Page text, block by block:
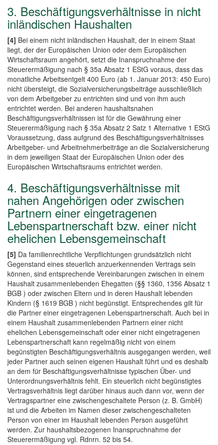
3. Beschäftigungsverhältnisse in nicht
inländischen Haushalten
[4] Bei einem nicht inländischen Haushalt, der in einem Staat
liegt, der der Europäischen Union oder dem Europäischen
Wirtschaftsraum angehört, setzt die Inanspruchnahme der
Steuerermäßigung nach § 35a Absatz 1 EStG voraus, dass das
monatliche Arbeitsentgelt 400 Euro (ab 1. Januar 2013: 450 Euro)
nicht übersteigt, die Sozialversicherungsbeiträge ausschließlich
von dem Arbeitgeber zu entrichten sind und von ihm auch
entrichtet werden. Bei anderen haushaltsnahen
Beschäftigungsverhältnissen ist für die Gewährung einer
Steuerermäßigung nach § 35a Absatz 2 Satz 1 Alternative 1 EStG
Voraussetzung, dass aufgrund des Beschäftigungsverhältnisses
Arbeitgeber- und Arbeitnehmerbeiträge an die Sozialversicherung
in dem jeweiligen Staat der Europäischen Union oder des
Europäischen Wirtschaftsraums entrichtet werden.
4. Beschäftigungsverhältnisse mit
nahen Angehörigen oder zwischen
Partnern einer eingetragenen
Lebenspartnerschaft bzw. einer nicht
ehelichen Lebensgemeinschaft
[5] Da familienrechtliche Verpflichtungen grundsätzlich nicht
Gegenstand eines steuerlich anzuerkennenden Vertrags sein
können, sind entsprechende Vereinbarungen zwischen in einem
Haushalt zusammenlebenden Ehegatten (§§ 1360, 1356 Absatz 1
BGB ) oder zwischen Eltern und in deren Haushalt lebenden
Kindern (§ 1619 BGB ) nicht begünstigt. Entsprechendes gilt für
die Partner einer eingetragenen Lebenspartnerschaft. Auch bei in
einem Haushalt zusammenlebenden Partnern einer nicht
ehelichen Lebensgemeinschaft oder einer nicht eingetragenen
Lebenspartnerschaft kann regelmäßig nicht von einem
begünstigten Beschäftigungsverhältnis ausgegangen werden, weil
jeder Partner auch seinen eigenen Haushalt führt und es deshalb
an dem für Beschäftigungsverhältnisse typischen Über- und
Unterordnungsverhältnis fehlt. Ein steuerlich nicht begünstigtes
Vertragsverhältnis liegt darüber hinaus auch dann vor, wenn der
Vertragspartner eine zwischengeschaltete Person (z. B. GmbH)
ist und die Arbeiten im Namen dieser zwischengeschalteten
Person von einer im Haushalt lebenden Person ausgeführt
werden. Zur haushaltsbezogenen Inanspruchnahme der
Steuerermäßigung vgl. Rdnrn. 52 bis 54.